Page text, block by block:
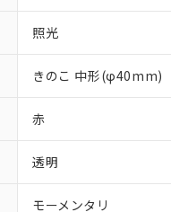
照光
きのこ 中形(φ40mm)
赤
透明
モーメンタリ